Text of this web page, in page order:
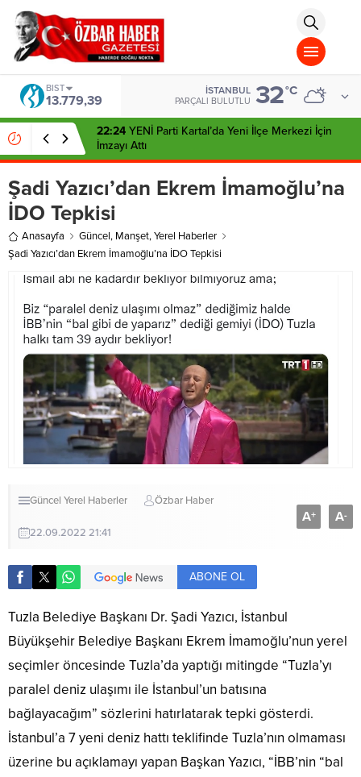
islami
chat
omegla
türk
sohbet
cinsel
sohbet
dini
chat
BIST
13.779,39
İSTANBUL
PARÇALI BULUTLU 32°C
22:24 YENİ Parti Kartal’da Yeni İlçe Merkezi İçin
İmzayı Attı
Şadi Yazıcı’dan Ekrem İmamoğlu’na
İDO Tepkisi
Anasayfa Güncel, Manşet,Yerel Haberler
Şadi Yazıcı’dan Ekrem İmamoğlu’na İDO Tepkisi
Güncel Yerel Haberler Özbar Haber
22.09.2022 21:41
A+ A-
ABONE OL
Tuzla Belediye Başkanı Dr. Şadi Yazıcı, İstanbul
Büyükşehir Belediye Başkanı Ekrem İmamoğlu’nun yerel
seçimler öncesinde Tuzla’da yaptığı mitingde “Tuzla’yı
paralel deniz ulaşımı ile İstanbul’un batısına
bağlayacağım” sözlerini hatırlatarak tepki gösterdi.
İstanbul’a 7 yeni deniz hattı teklifinde Tuzla’nın olmaması
üzerine bu açıklamayı yapan Başkan Yazıcı, “İBB’nin “bal